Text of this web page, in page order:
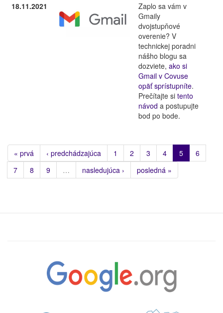
18.11.2021
Zaplo sa vám v
Gmaily
dvojstupňové
overenie? V
technickej poradni
nášho blogu sa
dozviete, ako si
Gmail v Covuse
opäť sprístupníte.
Prečítajte si tento
návod a postupujte
bod po bode.
« prvá ‹ predchádzajúca 1 2 3 4 5
6
7
8 9 … nasledujúca › posledná »